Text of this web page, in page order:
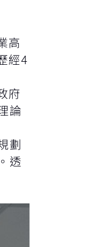
高
經4
府
論
劃
透